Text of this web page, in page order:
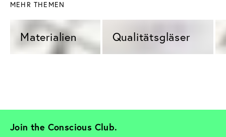
MEHR THEMEN
Materialien Qualitätsgläser
Join the Conscious Club.